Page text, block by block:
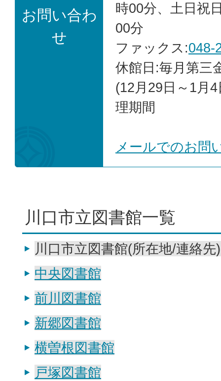
お問い合わ
せ
時00分、土日祝
00分
ファックス:048-
休館日:毎月第三
(12月29日～1月
理期間
メールでのお問
川口市立図書館一覧
川口市立図書館(所在地/連絡先
中央図書館
前川図書館
新郷図書館
横曽根図書館
戸塚図書館